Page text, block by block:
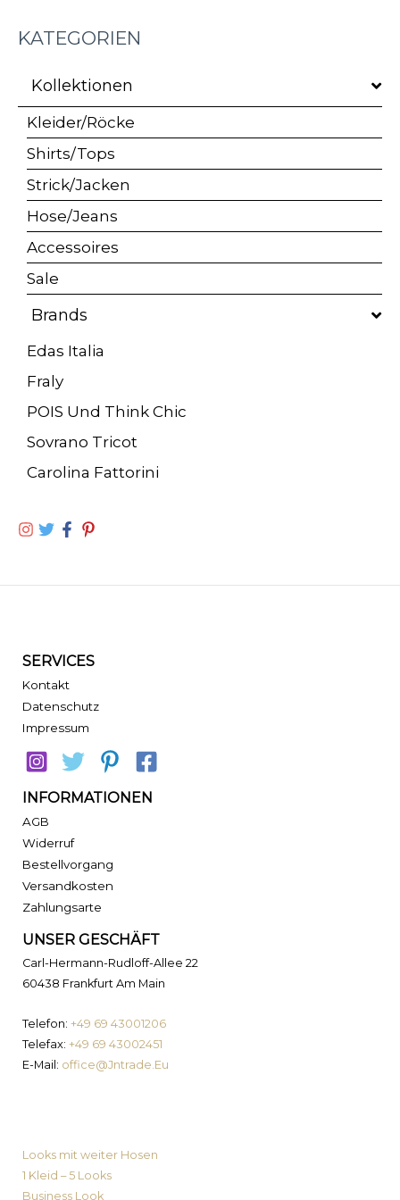
KATEGORIEN
Kollektionen
Kleider/Röcke
Shirts/Tops
Strick/Jacken
Hose/Jeans
Accessoires
Sale
Brands
Edas Italia
Fraly
POIS Und Think Chic
Sovrano Tricot
Carolina Fattorini
SERVICES
Kontakt
Datenschutz
Impressum
INFORMATIONEN
AGB
Widerruf
Bestellvorgang
Versandkosten
Zahlungsarte
UNSER GESCHÄFT
Carl-Hermann-Rudloff-Allee 22
60438 Frankfurt Am Main
Telefon: +49 69 43001206
Telefax: +49 69 43002451
E-Mail: office@Jntrade.Eu
Looks mit weiter Hosen
1 Kleid – 5 Looks
Business Look